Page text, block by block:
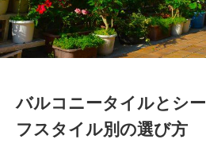
バルコニータイルとシ
フスタイル別の選び方